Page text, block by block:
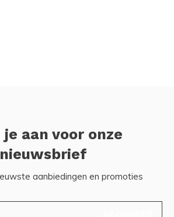
je aan voor onze
nieuwsbrief
aanbiedingen en promoties